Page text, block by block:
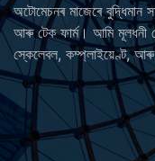
অটোমেচনৰ মাজেৰে বুদ্ধিমান
আৰু টেক ফাৰ্ম। আমি মূলধনী
স্কেলেবল, কম্প্লাইয়েণ্ট,